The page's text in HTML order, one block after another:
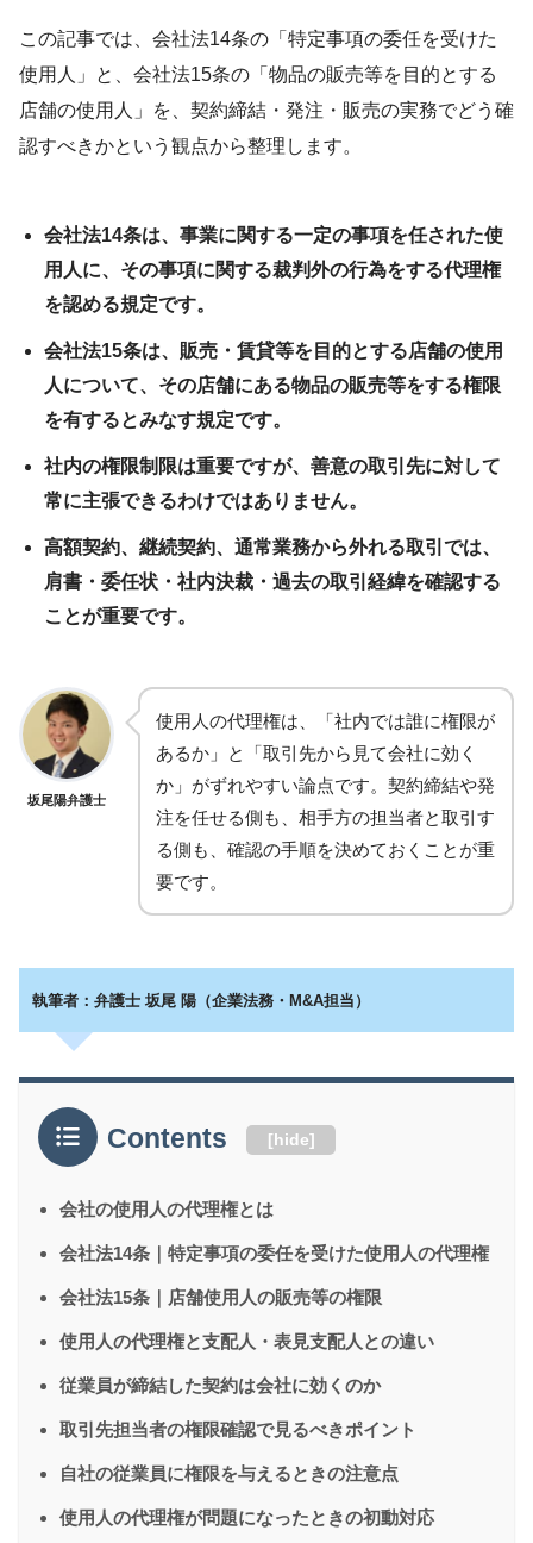
この記事では、会社法14条の「特定事項の委任を受けた
使用人」と、会社法15条の「物品の販売等を目的とする
店舗の使用人」を、契約締結・発注・販売の実務でどう確
認すべきかという観点から整理します。
会社法14条は、事業に関する一定の事項を任された使
用人に、その事項に関する裁判外の行為をする代理権
を認める規定です。
会社法15条は、販売・賃貸等を目的とする店舗の使用
人について、その店舗にある物品の販売等をする権限
を有するとみなす規定です。
社内の権限制限は重要ですが、善意の取引先に対して
常に主張できるわけではありません。
高額契約、継続契約、通常業務から外れる取引では、
肩書・委任状・社内決裁・過去の取引経緯を確認する
ことが重要です。
坂尾陽弁護士
使用人の代理権は、「社内では誰に権限が
あるか」と「取引先から見て会社に効く
か」がずれやすい論点です。契約締結や発
注を任せる側も、相手方の担当者と取引す
る側も、確認の手順を決めておくことが重
要です。
執筆者：弁護士 坂尾 陽（企業法務・M&A担当）
Contents [hide]
会社の使用人の代理権とは
会社法14条｜特定事項の委任を受けた使用人の代理権
会社法15条｜店舗使用人の販売等の権限
使用人の代理権と支配人・表見支配人との違い
従業員が締結した契約は会社に効くのか
取引先担当者の権限確認で見るべきポイント
自社の従業員に権限を与えるときの注意点
使用人の代理権が問題になったときの初動対応